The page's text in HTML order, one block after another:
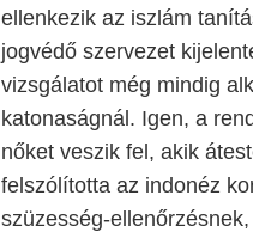
ellenkezik az iszlám
jogvédő szervezet
vizsgálatot még mindig
katonaságnál. Igen, a
nőket veszik fel, akik
felszólította az indonéz
szüzesség-